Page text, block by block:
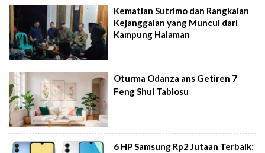
Kematian Sutrimo dan Rangkaian
Kejanggalan yang Muncul dari
Kampung Halaman
Oturma Odanza ans Getiren 7
Feng Shui Tablosu
6 HP Samsung Rp2 Jutaan Terbaik: